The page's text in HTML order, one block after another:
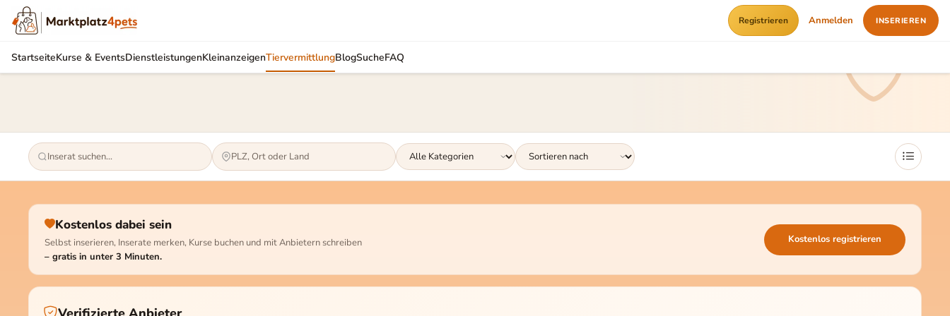
Registrieren Anmelden INSERIEREN
StartseiteKurse & EventsDienstleistungenKleinanzeigenTiervermittlungBlogSucheFAQ
Tiervermittlung
Verifizierte Tierschutzorganisationen und Züchter – sicher und seriös vermittelt.
Kostenlos dabei sein
Selbst inserieren, Inserate merken, Kurse buchen und mit Anbietern schreiben
– gratis in unter 3 Minuten.
Kostenlos registrieren